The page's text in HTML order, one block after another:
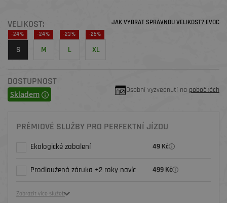
VELIKOST: JAK VYBRAT SPRÁVNOU VELIKOST? EVOC
-24%
S
-24%
M
-23%
L
-25%
XL
DOSTUPNOST
Skladem Osobní vyzvednutí na pobočkách
PRÉMIOVÉ SLUŽBY PRO PERFEKTNÍ JÍZDU
Ekologické zabalení 49 Kč
Prodloužená záruka +2 roky navíc 499 Kč
Zobrazit více služeb